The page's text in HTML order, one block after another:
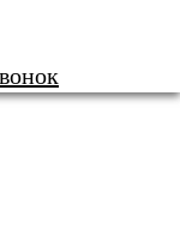
ВОДЫ